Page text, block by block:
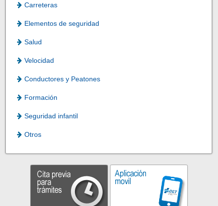
Carreteras
Elementos de seguridad
Salud
Velocidad
Conductores y Peatones
Formación
Seguridad infantil
Otros